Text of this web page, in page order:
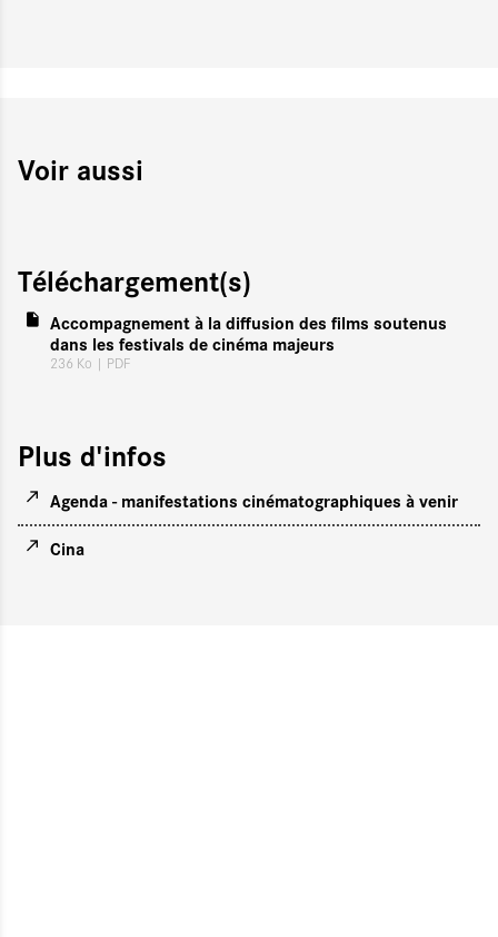
Voir aussi
Téléchargement(s)
Accompagnement à la diffusion des films soutenus
dans les festivals de cinéma majeurs
236 Ko | PDF
Plus d'infos
Agenda - manifestations cinématographiques à venir
Cina